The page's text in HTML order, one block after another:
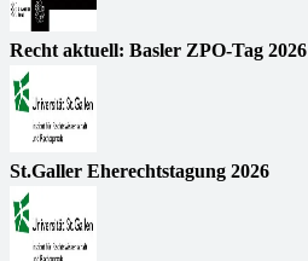
Recht aktuell: Basler ZPO-Tag 2026
St.Galler Eherechtstagung 2026